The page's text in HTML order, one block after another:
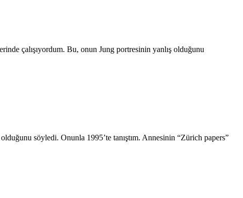
çalışıyordum. Bu, onun Jung portresinin yanlış olduğunu
söyledi. Onunla 1995’te tanıştım. Annesinin “Zürich papers”